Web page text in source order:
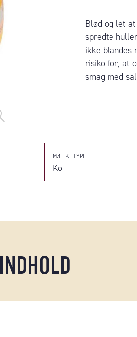
Blød og let
spredte
ikke blandes
risiko for, at
smag med
MÆLKETYPE
Ko
INDHOLD